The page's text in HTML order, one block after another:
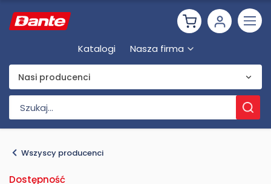
Katalogi Nasza firma
Nasi producenci
Wszyscy producenci
Dostępność